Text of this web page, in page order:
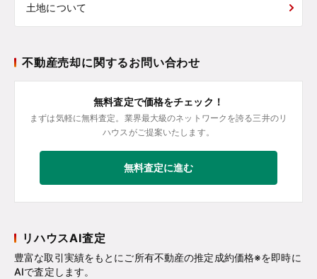
土地について
不動産売却に関するお問い合わせ
無料査定で価格をチェック！
まずは気軽に無料査定。業界最大級のネットワークを誇る三井のリ
ハウスがご提案いたします。
無料査定に進む
リハウスAI査定
豊富な取引実績をもとにご所有不動産の推定成約価格※を即時に
AIで査定します。